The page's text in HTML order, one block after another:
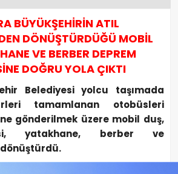
BÜYÜKŞEHİRİN ATIL
DÖNÜŞTÜRDÜĞÜ MOBİL
VE BERBER DEPREM
DOĞRU YOLA ÇIKTI
Belediyesi yolcu taşımada
tamamlanan otobüsleri
gönderilmek üzere mobil duş,
yatakhane, berber ve